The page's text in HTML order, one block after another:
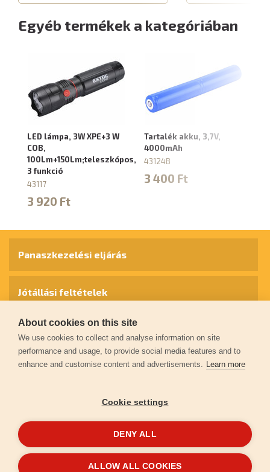
Egyéb termékek a kategóriában
LED lámpa, 3W XPE+3 W
COB,
100Lm+150Lm;teleszkópos,
3 funkció
43117
3 920 Ft
Tartalék akku, 3,7V,
4000mAh
43124B
3 400 Ft
© 2026extol.hu- Minden jog fenntartva
Panaszkezelési eljárás
Jótállási feltételek
Személyes adatok védelme
Kapcsolat
Garancia regisztráció
About cookies on this site
We use cookies to collect and analyse information on site
performance and usage, to provide social media features and to
enhance and customise content and advertisements. Learn more
Cookie settings
DENY ALL
ALLOW ALL COOKIES